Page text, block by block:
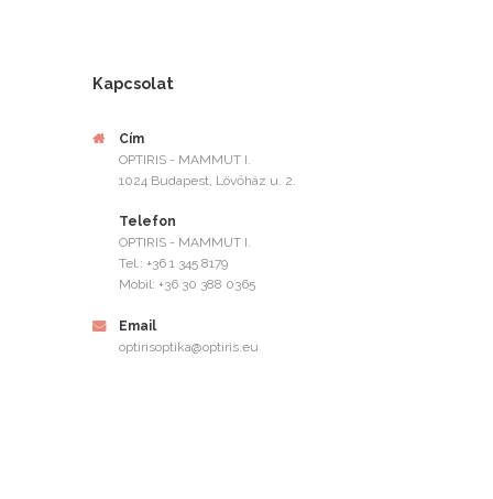
Kapcsolat
Cím
OPTIRIS - MAMMUT I.
1024 Budapest, Lövőház u. 2.
Telefon
OPTIRIS - MAMMUT I.
Tel.: +36 1 345 8179
Mobil: +36 30 388 0365
Email
optirisoptika@optiris.eu